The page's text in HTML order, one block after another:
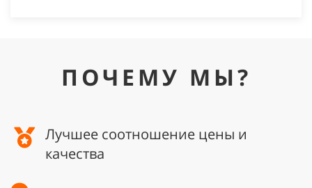
ПОЧЕМУ МЫ?
Лучшее соотношение цены и
качества